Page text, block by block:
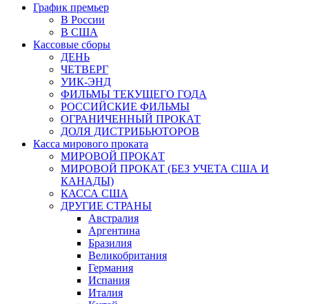
График премьер
В России
В США
Кассовые сборы
ДЕНЬ
ЧЕТВЕРГ
УИК-ЭНД
ФИЛЬМЫ ТЕКУЩЕГО ГОДА
РОССИЙСКИЕ ФИЛЬМЫ
ОГРАНИЧЕННЫЙ ПРОКАТ
ДОЛЯ ДИСТРИБЬЮТОРОВ
Касса мирового проката
МИРОВОЙ ПРОКАТ
МИРОВОЙ ПРОКАТ (БЕЗ УЧЕТА США И
КАНАДЫ)
КАССА США
ДРУГИЕ СТРАНЫ
Австралия
Аргентина
Бразилия
Великобритания
Германия
Испания
Италия